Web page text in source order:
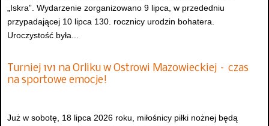
„Iskra”. Wydarzenie zorganizowano 9 lipca, w przededniu
przypadającej 10 lipca 130. rocznicy urodzin bohatera.
Uroczystość była...
Turniej 1v1 na Orliku w Ostrowi Mazowieckiej – czas
na sportowe emocje!
Już w sobotę, 18 lipca 2026 roku, miłośnicy piłki nożnej będą